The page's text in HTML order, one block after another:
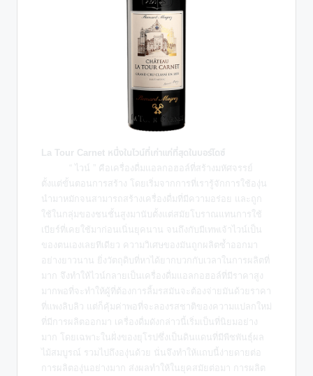
La Tour Carnet หนึ่งในไวน์ที่เก่าแก่ที่สุดในบอร์โดซ์
“ ไวน์ ” คือเครื่องดื่มแอลกอฮอล์ที่สร้างมหัศจรรย์
ตั้งแต่ขั้นตอนการสร้าง โดยเริ่มจากการที่เรารู้จักการใช้องุ่น
นำมาหมักจนสามารถสร้างเครื่องดื่มที่มีความอร่อย และถูก
ใช้ในกลุ่มของชนชั้นสูงมานับตั้งแต่สมัยโบราณแทนการใช้
เบียร์ที่เคยใช้มาก่อนเนิ่นยุคนาน จนถึงกับมีเทพเจ้าไวน์เป็น
ของตนเองเลยทีเดียว ความวิเศษของมันถูกผลิตซ้ำออกมา
อย่างยาวนาน ยิ่งวัตถุดิบที่หาได้ยากบวกกับเวลาในการผลิตที่
มาก จึงทำให้ไวน์กลายเป็นเครื่องดื่มแอลกอฮอล์ที่มีราคาสูง
มากพอที่จะทำให้ผู้ที่ต้องการลิ้มรสมันจะต้องจ่ายมันด้วยราคา
ที่แพงลิบลิว แต่ก็คุ้มค่าพอที่จะลองรสชาติของความแปลกใหม่
ที่มีการผลิตออกมา เครื่องดื่มดังกล่าวนี้เริ่มเป็นที่นิยมอย่าง
มาก โดยเฉพาะในฝั่งของยุโรปซึ่งเป็นดินแดนที่มีพืชพันธุ์ผล
ไม้สมบูรณ์ รวมไปถึงองุ่นด้วย นั่นจึงทำให้แถบนี้ง่ายดายต่อ
การผลิตองุ่นอย่างมาก ส่งผลทำให้ในยุคสมัยต่อมา การผลิต